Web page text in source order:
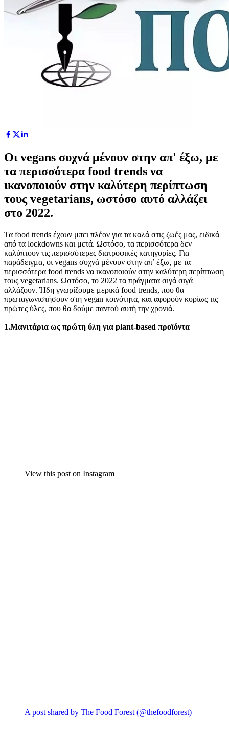
Οι vegans συχνά μένουν στην απ' έξω, με
τα περισσότερα food trends να
ικανοποιούν στην καλύτερη περίπτωση
τους vegetarians, ωστόσο αυτό αλλάζει
στο 2022.
Τα food trends έχουν μπει πλέον για τα καλά στις ζωές μας, ειδικά
από τα lockdowns και μετά. Ωστόσο, τα περισσότερα δεν
καλύπτουν τις περισσότερες διατροφικές κατηγορίες. Για
παράδειγμα, οι vegans συχνά μένουν στην απ’ έξω, με τα
περισσότερα food trends να ικανοποιούν στην καλύτερη περίπτωση
τους vegetarians. Ωστόσο, το 2022 τα πράγματα σιγά σιγά
αλλάζουν. Ήδη γνωρίζουμε μερικά food trends, που θα
πρωταγωνιστήσουν στη vegan κοινότητα, και αφορούν κυρίως τις
πρώτες ύλες, που θα δούμε παντού αυτή την χρονιά.
1.Μανιτάρια ως πρώτη ύλη για plant-based προϊόντα
View this post on Instagram
A post shared by The Food Forest (@thefoodforest)